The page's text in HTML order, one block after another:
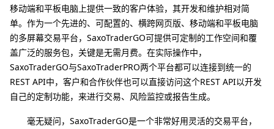
移动端和平板电脑上提供一致的客户体验，其开发和维护相对简
单。作为一个先进的、可配置的、横跨网页版、移动端和平板电脑
的多屏幕交易平台，SaxoTraderGO可提供可定制的工作空间和覆
盖广泛的服务包，关键是无需月费。在实际操作中，
SaxoTraderGO与SaxoTraderPRO两个平台都可以连接到统一的
REST API中，客户和合作伙伴也可以直接访问这个REST API以开发
自己的定制功能，来进行交易、风险监控或报告生成。
毫无疑问，SaxoTraderGO是一个非常好用灵活的交易平台，